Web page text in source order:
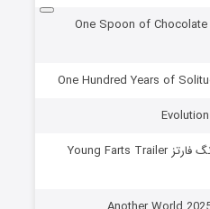
دانلود فیلم یک قاشق شکلات One Spoon of Chocolate
دانلود مستند قطعات تریلر یانگ فارتز Young Farts Trailer